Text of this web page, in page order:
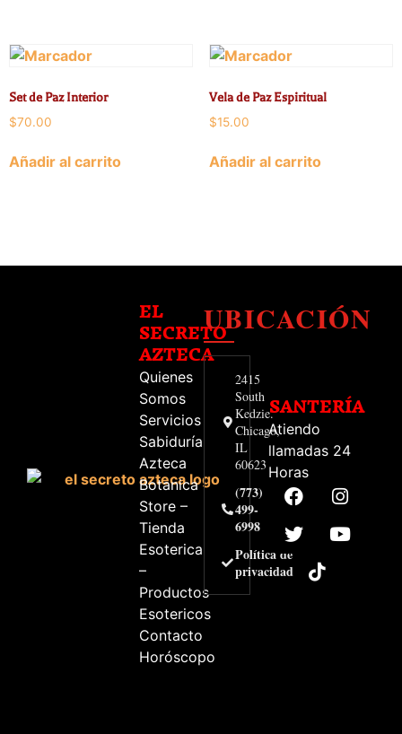
Set de Paz Interior
$70.00
Añadir al carrito
Vela de Paz Espiritual
$15.00
Añadir al carrito
EL
SECRETO
AZTECA
Quienes
Somos
Servicios
Sabiduría
Azteca
Botanica
Store –
Tienda
Esoterica
–
Productos
Esotericos
Contacto
Horóscopo
UBICACIÓN
2415
South
Kedzie.
Chicago,
IL
60623
(773)
499-
6998
Política de
privacidad
SANTERÍA
Atiendo
llamadas 24
Horas